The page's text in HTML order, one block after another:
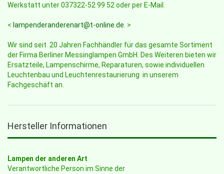
Werkstatt unter 037322-52 99 52 oder per E-Mail.
< lampenderanderenart@t-online.de. >
Wir sind seit 20 Jahren Fachhändler für das gesamte Sortiment
der Firma Berliner Messinglampen GmbH. Des Weiteren bieten wir
Ersatzteile, Lampenschirme, Reparaturen, sowie individuellen
Leuchtenbau und Leuchtenrestaurierung in unserem
Fachgeschäft an.
Hersteller Informationen
Lampen der anderen Art
Verantwortliche Person im Sinne der